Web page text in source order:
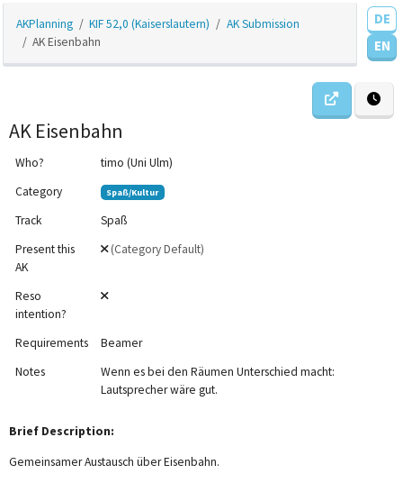
DE
EN
AKPlanning KIF 52,0 (Kaiserslautern)
AK Submission
AK Eisenbahn
AK Eisenbahn
Who?
timo (Uni Ulm)
Category
Spaß/Kultur
Track
Spaß
Present this
AK
(Category Default)
Reso
intention?
Requirements
Beamer
Notes
Wenn es bei den Räumen Unterschied macht:
Lautsprecher wäre gut.
Brief Description:
Gemeinsamer Austausch über Eisenbahn.
2am